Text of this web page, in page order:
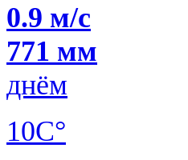
0.9 м/с
771 мм
днём
10C°